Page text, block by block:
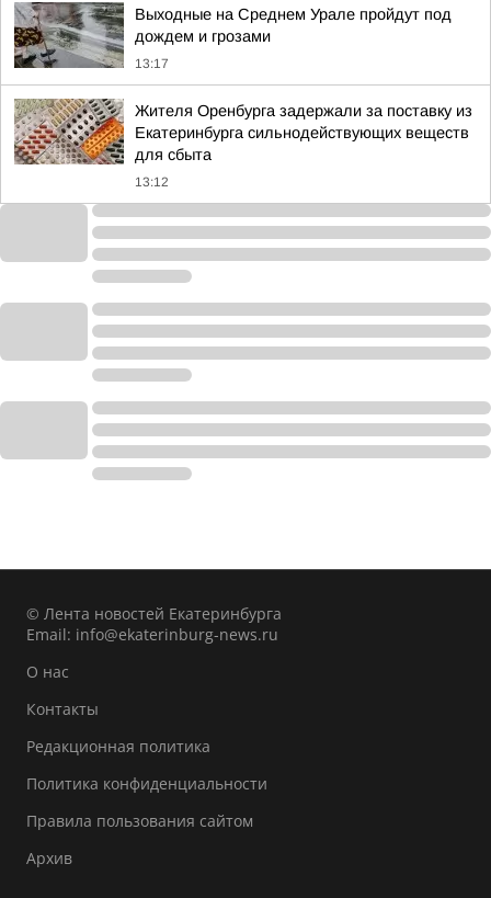
Выходные на Среднем Урале пройдут под
дождем и грозами
13:17
Жителя Оренбурга задержали за поставку из
Екатеринбурга сильнодействующих веществ
для сбыта
13:12
© Лента новостей Екатеринбурга
Email: info@ekaterinburg-news.ru
О нас
Контакты
Редакционная политика
Политика конфиденциальности
Правила пользования сайтом
Архив